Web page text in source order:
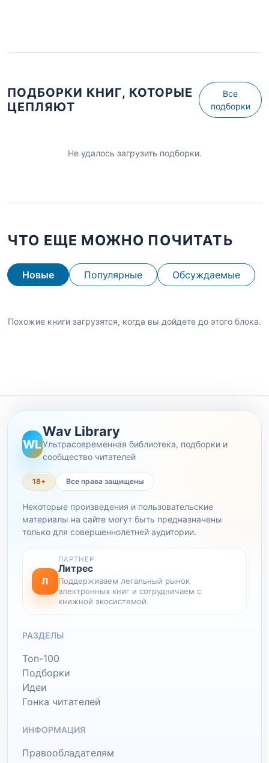
ПОДБОРКИ КНИГ, КОТОРЫЕ
ЦЕПЛЯЮТ
Все
подборки
Не удалось загрузить подборки.
ЧТО ЕЩЕ МОЖНО ПОЧИТАТЬ
Новые Популярные Обсуждаемые
Похожие книги загрузятся, когда вы дойдете до этого блока.
WL
Wav Library
Ультрасовременная библиотека, подборки и
сообщество читателей
18+ Все права защищены
Некоторые произведения и пользовательские
материалы на сайте могут быть предназначены
только для совершеннолетней аудитории.
Л
ПАРТНЕР
Литрес
Поддерживаем легальный рынок
электронных книг и сотрудничаем с
книжной экосистемой.
РАЗДЕЛЫ
Топ-100
Подборки
Идеи
Гонка читателей
ИНФОРМАЦИЯ
Правообладателям